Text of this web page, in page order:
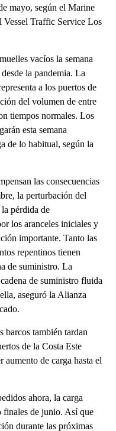
mayo, según el Marine
Traffic Service Los
vacíos la semana
la pandemia. La
a los puertos de
del volumen de entre
tiempos normales. Los
esta semana
de lo habitual, según la
las consecuencias
la perturbación del
pérdida de
los aranceles iniciales y
importante. Tanto las
repentinos tienen
de suministro. La
de suministro fluida
aseguró la Alianza
barcos también tardan
de la Costa Este
aumento de carga hasta el
ahora, la carga
finales de junio. Así que
durante las próximas